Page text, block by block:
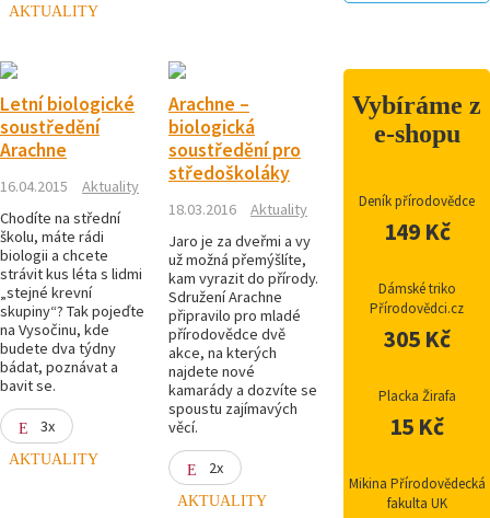
AKTUALITY
Letní biologické
soustředění
Arachne
16.04.2015
Aktuality
Chodíte na střední
školu, máte rádi
biologii a chcete
strávit kus léta s lidmi
„stejné krevní
skupiny“? Tak pojeďte
na Vysočinu, kde
budete dva týdny
bádat, poznávat a
bavit se.
3x
AKTUALITY
Arachne –
biologická
soustředění pro
středoškoláky
18.03.2016
Aktuality
Jaro je za dveřmi a vy
už možná přemýšlíte,
kam vyrazit do přírody.
Sdružení Arachne
připravilo pro mladé
přírodovědce dvě
akce, na kterých
najdete nové
kamarády a dozvíte se
spoustu zajímavých
věcí.
2x
AKTUALITY
Vybíráme z
e-shopu
Deník přírodovědce
149 Kč
Dámské triko
Přírodovědci.cz
305 Kč
Placka Žirafa
15 Kč
Mikina Přírodovědecká
fakulta UK